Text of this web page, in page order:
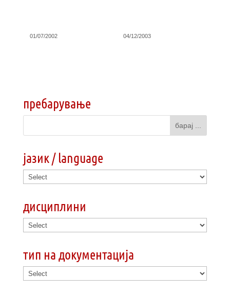
01/07/2002 04/12/2003
пребарување
јазик / language
дисциплини
тип на документација